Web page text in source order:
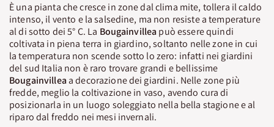
È una pianta che cresce in zone dal clima mite, tollera il caldo
intenso, il vento e la salsedine, ma non resiste a temperature
al di sotto dei 5° C. La Bougainvillea può essere quindi
coltivata in piena terra in giardino, soltanto nelle zone in cui
la temperatura non scende sotto lo zero: infatti nei giardini
del sud Italia non è raro trovare grandi e bellissime
Bougainvillea a decorazione dei giardini. Nelle zone più
fredde, meglio la coltivazione in vaso, avendo cura di
posizionarla in un luogo soleggiato nella bella stagione e al
riparo dal freddo nei mesi invernali.